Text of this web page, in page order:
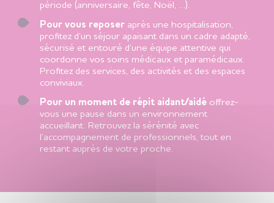
période (anniversaire, fête, Noël, …).
Pour vous reposer après une hospitalisation,
profitez d’un séjour apaisant dans un cadre adapté,
sécurisé et entouré d’une équipe attentive qui
coordonne vos soins médicaux et paramédicaux.
Profitez des services, des activités et des espaces
conviviaux.
Pour un moment de répit aidant/aidé offrez-
vous une pause dans un environnement
accueillant. Retrouvez la sérénité avec
l’accompagnement de professionnels, tout en
restant auprès de votre proche.